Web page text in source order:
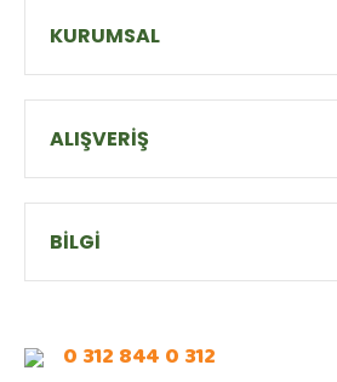
KURUMSAL
ALIŞVERİŞ
BİLGİ
0 312 844 0 312